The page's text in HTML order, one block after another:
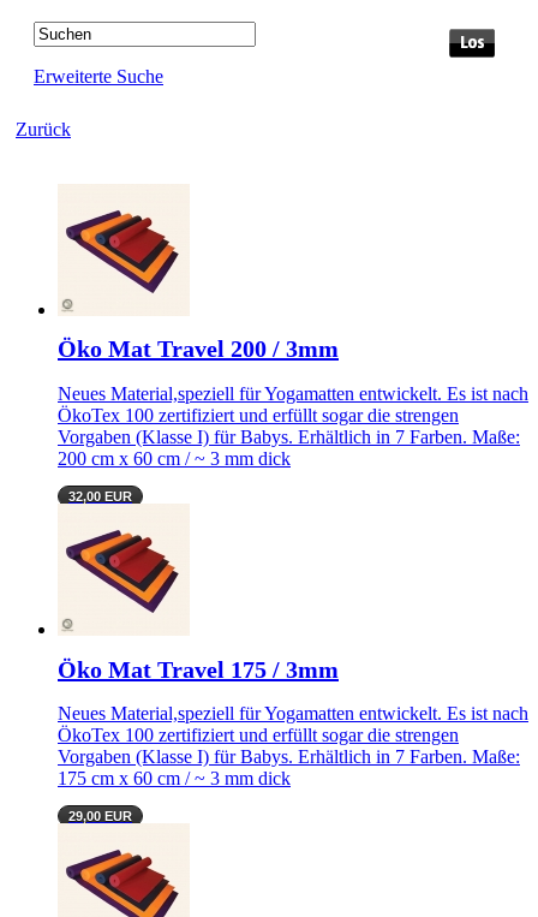
Erweiterte Suche
Zurück
Öko Mat Travel 200 / 3mm
Neues Material,speziell für Yogamatten entwickelt. Es ist nach
ÖkoTex 100 zertifiziert und erfüllt sogar die strengen
Vorgaben (Klasse I) für Babys. Erhältlich in 7 Farben. Maße:
200 cm x 60 cm / ~ 3 mm dick
32,00 EUR
Öko Mat Travel 175 / 3mm
Neues Material,speziell für Yogamatten entwickelt. Es ist nach
ÖkoTex 100 zertifiziert und erfüllt sogar die strengen
Vorgaben (Klasse I) für Babys. Erhältlich in 7 Farben. Maße:
175 cm x 60 cm / ~ 3 mm dick
29,00 EUR